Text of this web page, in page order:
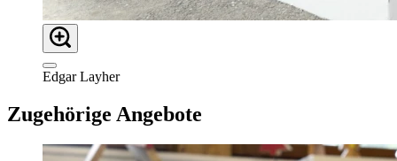
Edgar Layher
Zugehörige Angebote